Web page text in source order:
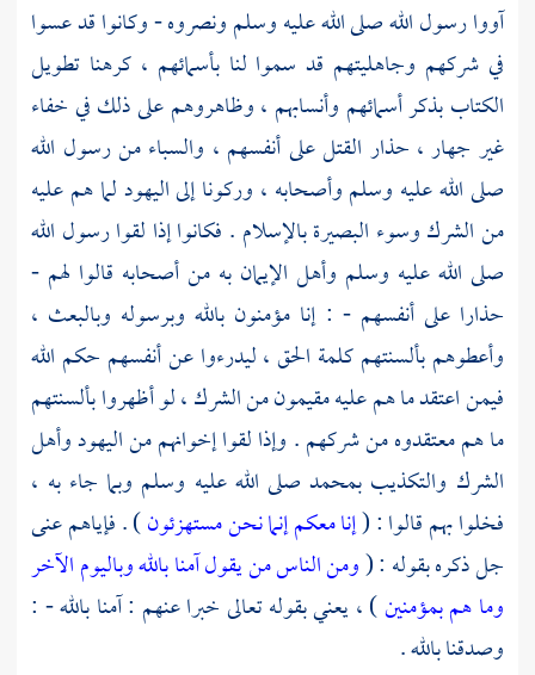
آووا رسول الله صلى الله عليه وسلم ونصروه - وكانوا قد عسوا
في شركهم وجاهليتهم قد سموا لنا بأسمائهم ، كرهنا تطويل
الكتاب بذكر أسمائهم وأنسابهم ، وظاهروهم على ذلك في خفاء
غير جهار ، حذار القتل على أنفسهم ، والسباء من رسول الله
صلى الله عليه وسلم وأصحابه ، وركونا إلىاليهودلما هم عليه
من الشرك وسوء البصيرة بالإسلام . فكانوا إذا لقوا رسول الله
صلى الله عليه وسلم وأهل الإيمان به من أصحابه قالوا لهم -
حذارا على أنفسهم - : إنا مؤمنون بالله وبرسوله وبالبعث ،
وأعطوهم بألسنتهم كلمة الحق ، ليدرءوا عن أنفسهم حكم الله
فيمن اعتقد ما هم عليه مقيمون من الشرك ، لو أظهروا بألسنتهم
ما هم معتقدوه من شركهم . وإذا لقوا إخوانهم مناليهودوأهل
الشرك والتكذيب بمحمد صلى الله عليه وسلم وبما جاء به ،
فخلوا بهم قالوا : (إنا معكم إنما نحن مستهزئون) . فإياهم عنى
جل ذكره بقوله : (ومن الناس من يقول آمنا بالله وباليوم الآخر
وما هم بمؤمنين) ، يعني بقوله تعالى خبرا عنهم : آمنا بالله - :
وصدقنا بالله .